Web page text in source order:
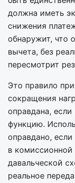
должна иметь
снижения
обнаружит, что
вычета, без
пересмотрит
Это правило
сокращения
оправдана,
функцию.
оправдано,
в
давальческой
реальное